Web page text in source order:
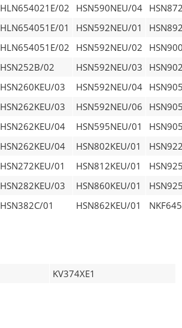
HLN654021E/02 HSN590NEU/04
HLN654051E/01 HSN592NEU/01
HLN654051E/02 HSN592NEU/02
HSN252B/02 HSN592NEU/03
HSN260KEU/03 HSN592NEU/04
HSN262KEU/03 HSN592NEU/06
HSN262KEU/04 HSN595NEU/01
HSN262KEU/04 HSN802KEU/01
HSN272KEU/01 HSN812KEU/01
HSN282KEU/03 HSN860KEU/01
HSN382C/01 HSN862KEU/01
KV374XE1